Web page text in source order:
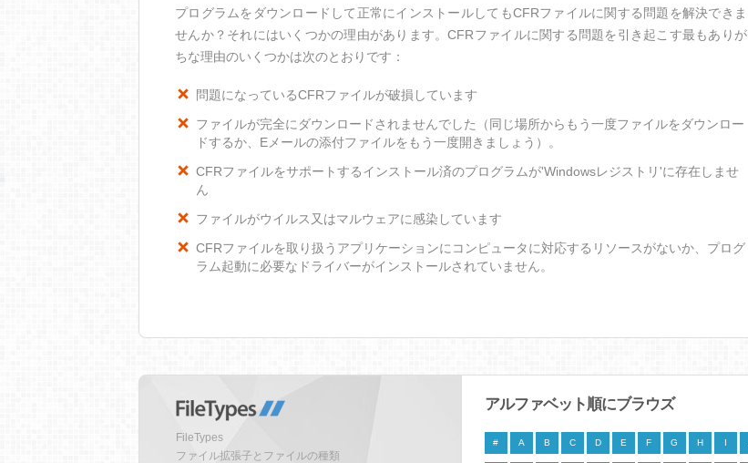
プログラムをダウンロードして正常にインストールしてもCFRファイルに関する問題を解決できま
せんか？それにはいくつかの理由があります。CFRファイルに関する問題を引き起こす最もありが
ちな理由のいくつかは次のとおりです：
問題になっているCFRファイルが破損しています
ファイルが完全にダウンロードされませんでした（同じ場所からもう一度ファイルをダウンロー
ドするか、Eメールの添付ファイルをもう一度開きましょう）。
CFRファイルをサポートするインストール済のプログラムが'Windowsレジストリ'に存在しませ
ん
ファイルがウイルス又はマルウェアに感染しています
CFRファイルを取り扱うアプリケーションにコンピュータに対応するリソースがないか、プログ
ラム起動に必要なドライバーがインストールされていません。
FileTypes
ファイル拡張子とファイルの種類
アルファベット順にブラウズ
# A B C D E F G H I